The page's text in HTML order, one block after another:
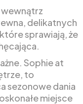
delikatnych
sprawiają, że
Sophie at
to
sezonowe dania
miejsce